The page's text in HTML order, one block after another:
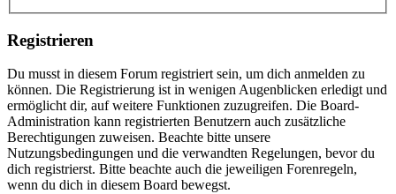
Registrieren
Du musst in diesem Forum registriert sein, um dich anmelden zu
können. Die Registrierung ist in wenigen Augenblicken erledigt und
ermöglicht dir, auf weitere Funktionen zuzugreifen. Die Board-
Administration kann registrierten Benutzern auch zusätzliche
Berechtigungen zuweisen. Beachte bitte unsere
Nutzungsbedingungen und die verwandten Regelungen, bevor du
dich registrierst. Bitte beachte auch die jeweiligen Forenregeln,
wenn du dich in diesem Board bewegst.